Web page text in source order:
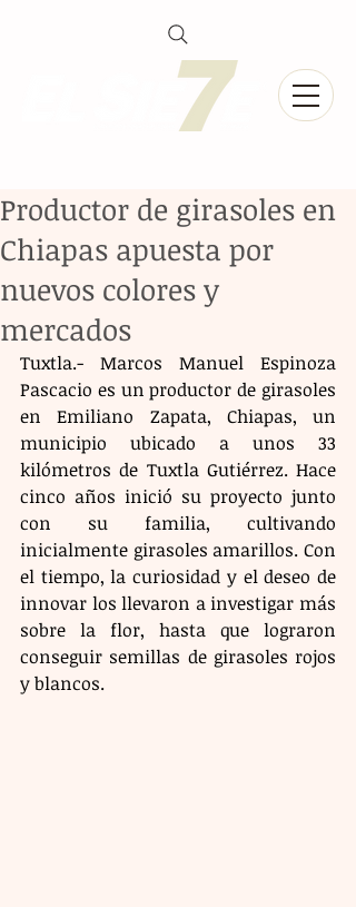
Productor de girasoles en
Chiapas apuesta por
nuevos colores y
mercados
Tuxtla.- Marcos Manuel Espinoza
Pascacio es un productor de girasoles
en Emiliano Zapata, Chiapas, un
municipio ubicado a unos 33
kilómetros de Tuxtla Gutiérrez. Hace
cinco años inició su proyecto junto
con su familia, cultivando
inicialmente girasoles amarillos. Con
el tiempo, la curiosidad y el deseo de
innovar los llevaron a investigar más
sobre la flor, hasta que lograron
conseguir semillas de girasoles rojos
y blancos.